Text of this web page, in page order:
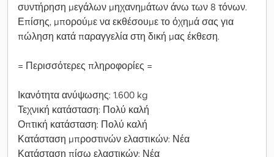
συντήρηση μεγάλων μηχανημάτων άνω των 8 τόνων.
Επίσης, μπορούμε να εκθέσουμε το όχημά σας για
πώληση κατά παραγγελία στη δική μας έκθεση.
= Περισσότερες πληροφορίες =
Ικανότητα ανύψωσης: 1.600 kg
Τεχνική κατάσταση: Πολύ καλή
Οπτική κατάσταση: Πολύ καλή
Κατάσταση μπροστινών ελαστικών: Νέα
Κατάσταση πίσω ελαστικών: Νέα